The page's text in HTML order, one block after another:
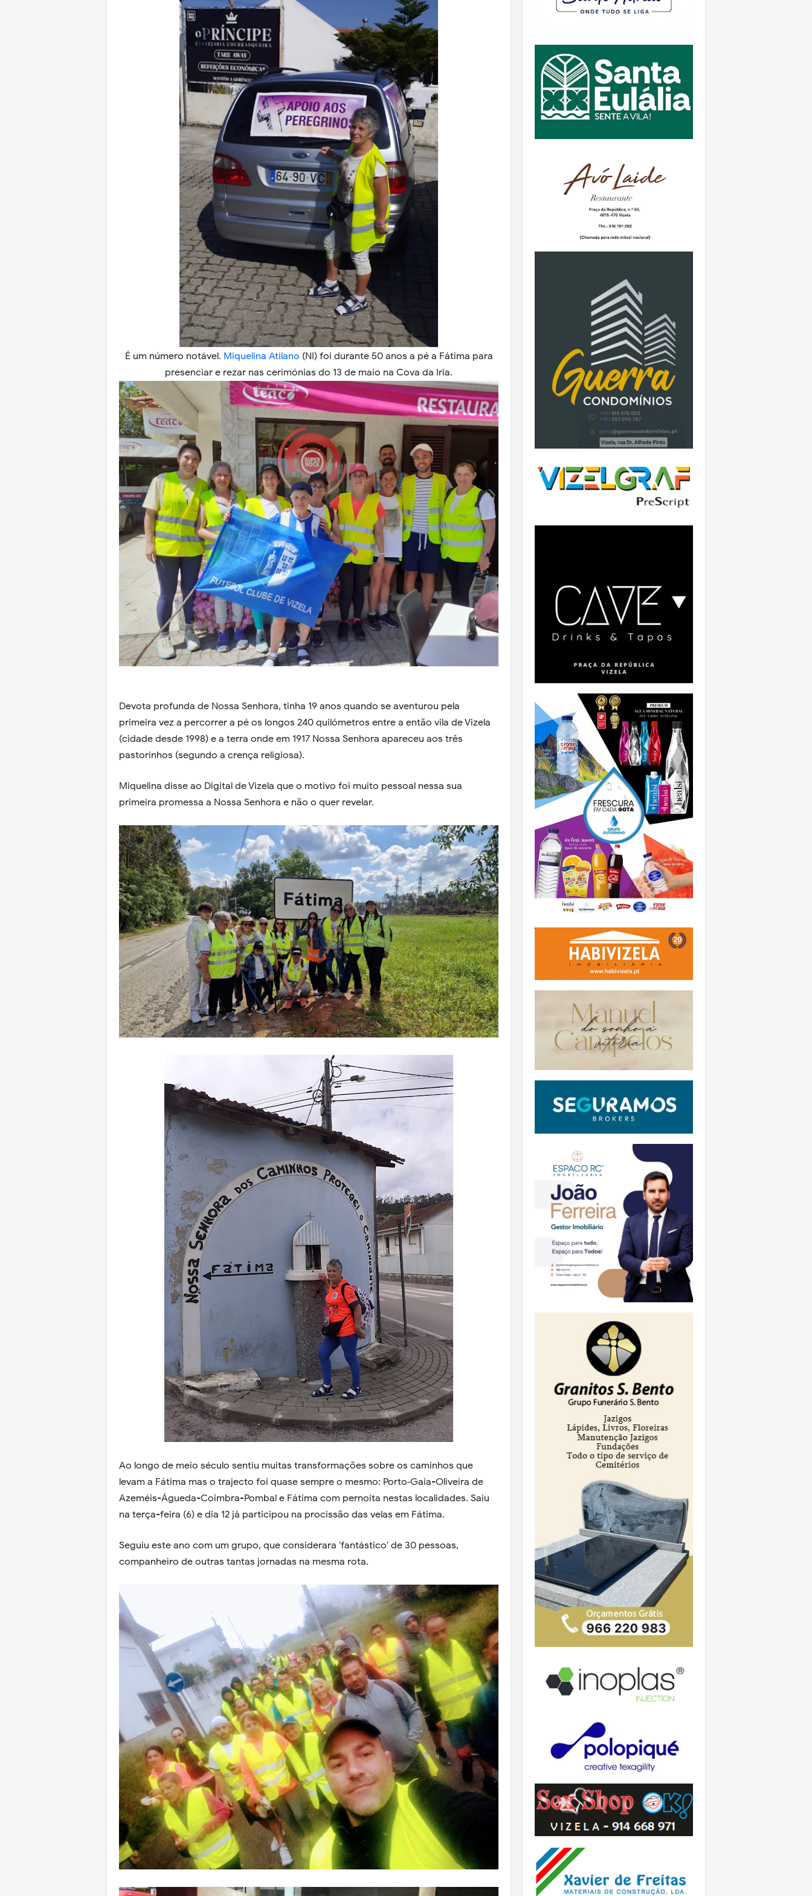
É um número notável. Miquelina Atilano (NI) foi durante 50 anos a pé a Fátima para
presenciar e rezar nas cerimónias do 13 de maio na Cova da Iria.
Devota profunda de Nossa Senhora, tinha 19 anos quando se aventurou pela
primeira vez a percorrer a pé os longos 240 quilómetros entre a então vila de Vizela
(cidade desde 1998) e a terra onde em 1917 Nossa Senhora apareceu aos três
pastorinhos (segundo a crença religiosa).
Miquelina disse ao Digital de Vizela que o motivo foi muito pessoal nessa sua
primeira promessa a Nossa Senhora e não o quer revelar.
Ao longo de meio século sentiu muitas transformações sobre os caminhos que
levam a Fátima mas o trajecto foi quase sempre o mesmo: Porto‐Gaia-Oliveira de
Azeméis-Águeda-Coimbra-Pombal e Fátima com pernoita nestas localidades. Saiu
na terça-feira (6) e dia 12 já participou na procissão das velas em Fátima.
Seguiu este ano com um grupo, que considerara 'fantástico' de 30 pessoas,
companheiro de outras tantas jornadas na mesma rota.